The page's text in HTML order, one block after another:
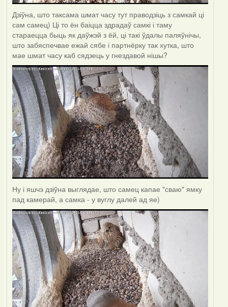
Дзіўна, што таксама шмат часу тут праводзіць з самкай ці
сам самец) Ці то ён баіцца здрадаў самкі і таму
стараецца быць як даўжэй з ёй, ці такі ўдалы паляўнічы,
што забяспечвае ежай сябе і партнёрку так хутка, што
мае шмат часу каб сядзець у гнездавой нішы?
Ну і яшчэ дзіўна выглядае, што самец капае "сваю" ямку
пад камерай, а самка - у вуглу далей ад яе)